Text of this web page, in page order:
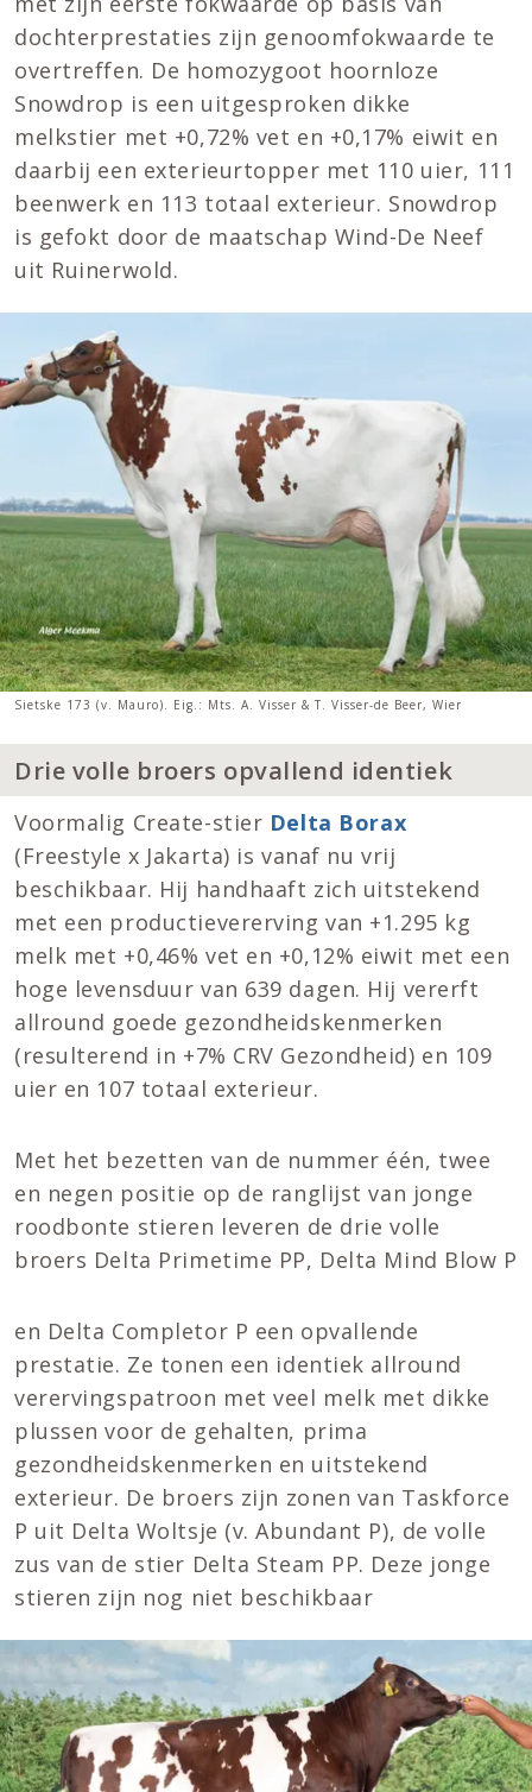
dochterprestaties zijn genoomfokwaarde te
overtreffen. De homozygoot hoornloze
Snowdrop is een uitgesproken dikke
melkstier met +0,72% vet en +0,17% eiwit en
daarbij een exterieurtopper met 110 uier, 111
beenwerk en 113 totaal exterieur. Snowdrop
is gefokt door de maatschap Wind-De Neef
uit Ruinerwold.
Sietske 173 (v. Mauro). Eig.: Mts. A. Visser & T. Visser-de Beer, Wier
Drie volle broers opvallend identiek
Voormalig Create-stier Delta Borax
(Freestyle x Jakarta) is vanaf nu vrij
beschikbaar. Hij handhaaft zich uitstekend
met een productievererving van +1.295 kg
melk met +0,46% vet en +0,12% eiwit met een
hoge levensduur van 639 dagen. Hij vererft
allround goede gezondheidskenmerken
(resulterend in +7% CRV Gezondheid) en 109
uier en 107 totaal exterieur.
Met het bezetten van de nummer één, twee
en negen positie op de ranglijst van jonge
roodbonte stieren leveren de drie volle
broers Delta Primetime PP, Delta Mind Blow P
en Delta Completor P een opvallende
prestatie. Ze tonen een identiek allround
verervingspatroon met veel melk met dikke
plussen voor de gehalten, prima
gezondheidskenmerken en uitstekend
exterieur. De broers zijn zonen van Taskforce
P uit Delta Woltsje (v. Abundant P), de volle
zus van de stier Delta Steam PP. Deze jonge
stieren zijn nog niet beschikbaar